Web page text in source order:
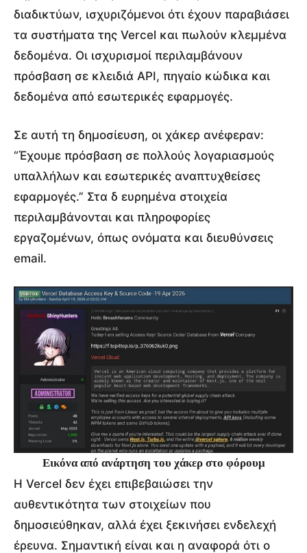
διαδικτύων, ισχυριζόμενοι ότι έχουν παραβιάσει
τα συστήματα της Vercel και πωλούν κλεμμένα
δεδομένα. Οι ισχυρισμοί περιλαμβάνουν
πρόσβαση σε κλειδιά API, πηγαίο κώδικα και
δεδομένα από εσωτερικές εφαρμογές.
Σε αυτή τη δημοσίευση, οι χάκερ ανέφεραν:
“Έχουμε πρόσβαση σε πολλούς λογαριασμούς
υπαλλήλων και εσωτερικές αναπτυχθείσες
εφαρμογές.” Στα δ ευρημένα στοιχεία
περιλαμβάνονται και πληροφορίες
εργαζομένων, όπως ονόματα και διευθύνσεις
email.
Εικόνα από ανάρτηση του χάκερ στο φόρουμ
Η Vercel δεν έχει επιβεβαιώσει την
αυθεντικότητα των στοιχείων που
δημοσιεύθηκαν, αλλά έχει ξεκινήσει ενδελεχή
έρευνα. Σημαντική είναι και η αναφορά ότι ο